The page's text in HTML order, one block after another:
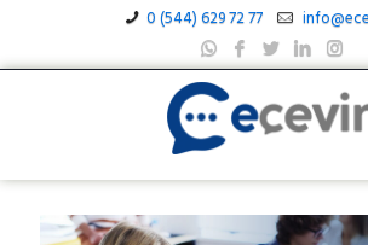
0 (544) 629 72 77